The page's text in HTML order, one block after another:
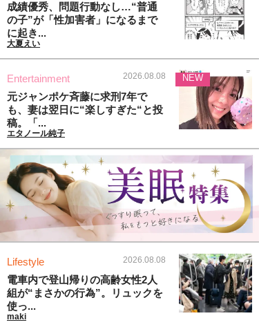
成績優秀、問題行動なし…“普通
の子”が「性加害者」になるまで
に起き...
大夏えい
Entertainment 2026.08.08
元ジャンポケ斉藤に求刑7年で
も、妻は翌日に“楽しすぎた“と投
稿。「...
エタノール純子
NEW
Lifestyle 2026.08.08
電車内で登山帰りの高齢女性2人
組が“まさかの行為”。リュックを
使っ...
maki